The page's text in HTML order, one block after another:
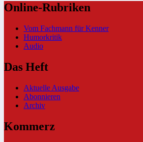
Online-Rubriken
Vom Fachmann für Kenner
Humorkritik
Audio
Das Heft
Aktuelle Ausgabe
Abonnieren
Archiv
Kommerz